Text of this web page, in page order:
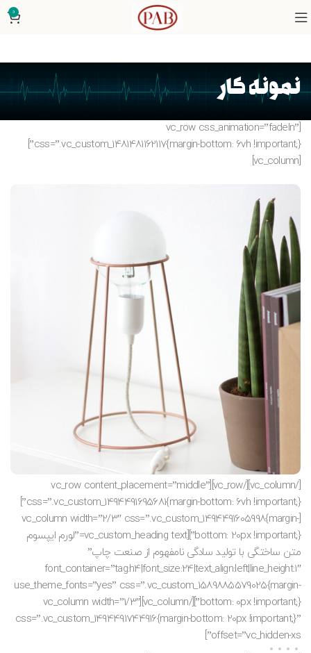
0
نمونه کار
[vc_row css_animation=”fadeIn”
css=”.vc_custom_1481481162117{margin-bottom: 6vh !important;}”]
[vc_column]
[/vc_column][/vc_row][vc_row content_placement=”middle”
css=”.vc_custom_1494491695681{margin-bottom: 6vh !important;}”]
[vc_column width=”2/3″ css=”.vc_custom_1494491605998{margin-
bottom: 20px !important;}”][vc_custom_heading text=”لورم ایپسوم
متن ساختگی با تولید سادگی نامفهوم از صنعت چاپ”
font_container=”tag:h4|font_size:24|text_align:left|line_height:1″
use_theme_fonts=”yes” css=”.vc_custom_1589885579025{margin-
bottom: 0px !important;}”][/vc_column][vc_column width=”1/3″
css=”.vc_custom_1494491744916{margin-bottom: 20px !important;}”
offset=”vc_hidden-xs”]